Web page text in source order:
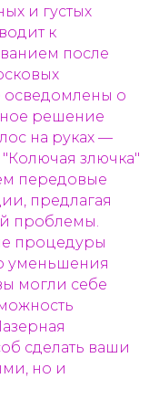
и густых
к
после
осведомлены о
решение
на руках —
злючка"
передовые
предлагая
проблемы.
процедуры
уменьшения
могли себе
сделать ваши
но и